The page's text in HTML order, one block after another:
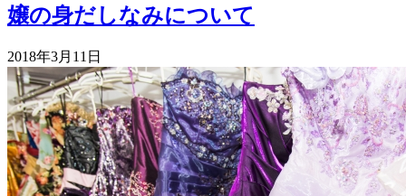
嬢の身だしなみについて
2018年3月11日